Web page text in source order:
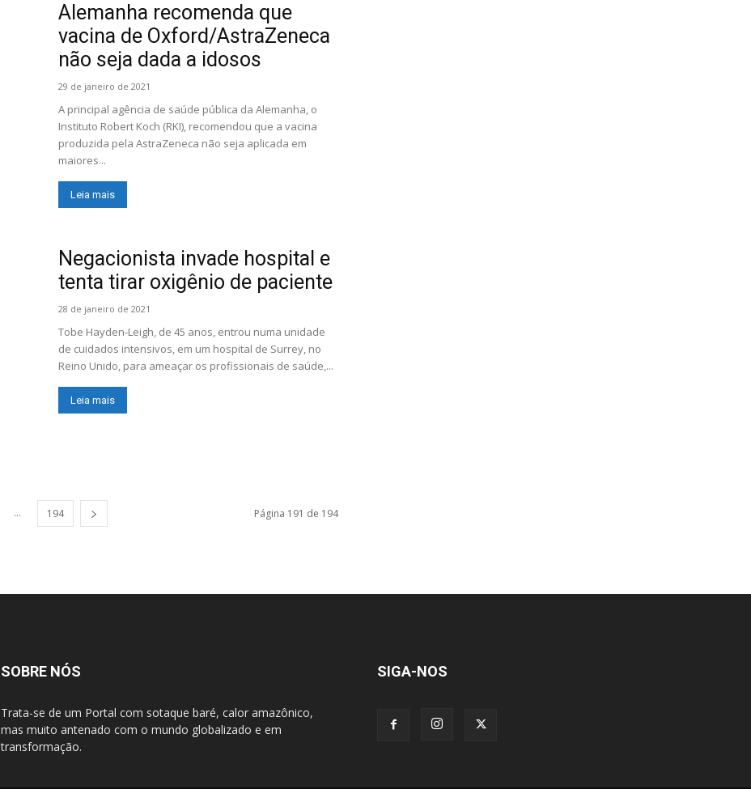
Alemanha recomenda que
vacina de Oxford/AstraZeneca
não seja dada a idosos
29 de janeiro de 2021
A principal agência de saúde pública da Alemanha, o
Instituto Robert Koch (RKI), recomendou que a vacina
produzida pela AstraZeneca não seja aplicada em
maiores...
Leia mais
Negacionista invade hospital e
tenta tirar oxigênio de paciente
28 de janeiro de 2021
Tobe Hayden-Leigh, de 45 anos, entrou numa unidade
de cuidados intensivos, em um hospital de Surrey, no
Reino Unido, para ameaçar os profissionais de saúde,...
Leia mais
... 194 Página 191 de 194
SOBRE NÓS
Trata-se de um Portal com sotaque baré, calor amazônico,
mas muito antenado com o mundo globalizado e em
transformação.
SIGA-NOS